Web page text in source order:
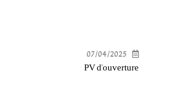
07/04/2025
PV d'ouverture